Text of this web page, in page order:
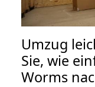
Umzug
Sie, wie
Worms